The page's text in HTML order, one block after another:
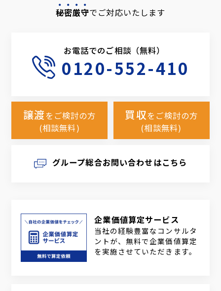
秘密厳守でご対応いたします
お電話でのご相談（無料）
0120-552-410
譲渡をご検討の方
(相談無料)
買収をご検討の方
(相談無料)
グループ総合お問い合わせはこちら
企業価値算定サービス
当社の経験豊富なコンサルタ
ントが、無料で企業価値算定
を実施させていただきます。